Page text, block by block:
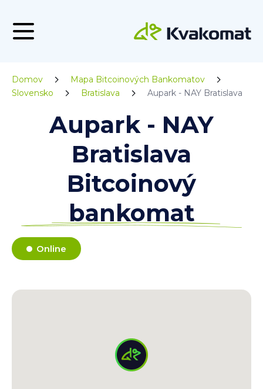
Domov
Mapa Bitcoinových Bankomatov
Slovensko
Bratislava Aupark - NAY Bratislava
Aupark - NAY
Bratislava
Bitcoinový
bankomat
Online